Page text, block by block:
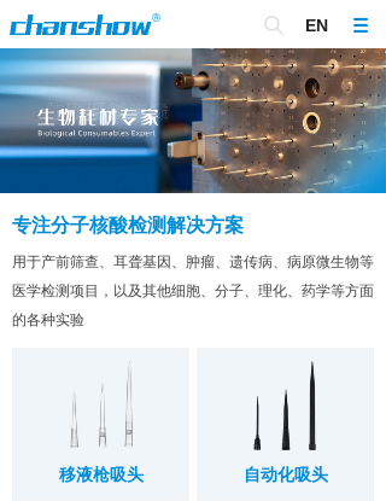
EN
专注分子核酸检测解决方案
用于产前筛查、耳聋基因、肿瘤、遗传病、病原微生物等
医学检测项目，以及其他细胞、分子、理化、药学等方面
的各种实验
移液枪吸头 自动化吸头